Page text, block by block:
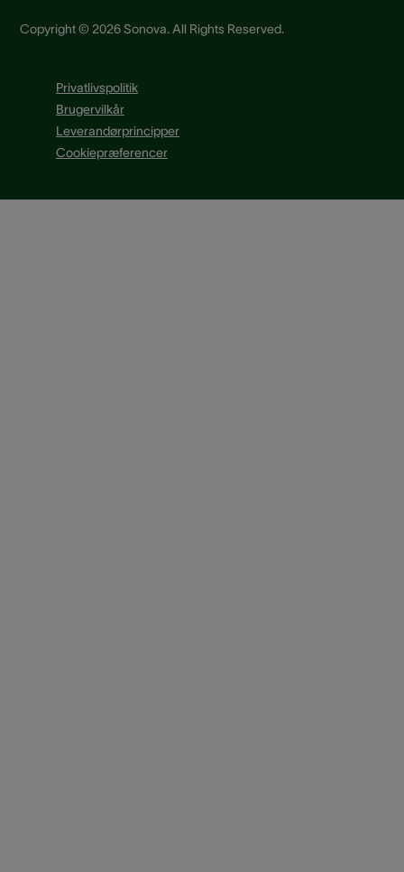
Copyright © 2026 Sonova. All Rights Reserved.
Privatlivspolitik
Brugervilkår
Leverandørprincipper
Cookiepræferencer